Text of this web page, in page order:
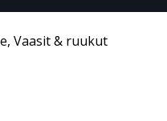
, Vaasit & ruukut